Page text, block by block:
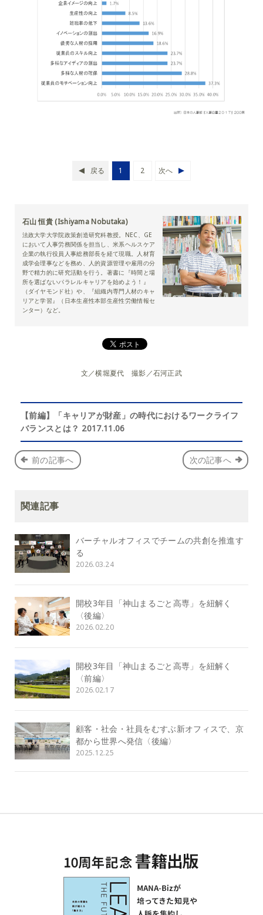
戻る 1 2 次へ
石山 恒貴 (Ishiyama Nobutaka)
法政大学大学院政策創造研究科教授。NEC、GE
において人事労務関係を担当し、米系ヘルスケア
企業の執行役員人事総務部長を経て現職。人材育
成学会理事などを務め、人的資源管理や雇用の分
野で精力的に研究活動を行う。著書に『時間と場
所を選ばないパラレルキャリアを始めよう！』
（ダイヤモンド社）や、『組織内専門人材のキャ
リアと学習』（日本生産性本部生産性労働情報セ
ンター）など。
文／横堀夏代 撮影／石河正武
【前編】「キャリアが財産」の時代におけるワークライフ
バランスとは？ 2017.11.06
前の記事へ 次の記事へ
関連記事
バーチャルオフィスでチームの共創を推進す
る
2026.03.24
開校3年目「神山まるごと高専」を紐解く
〈後編〉
2026.02.20
開校3年目「神山まるごと高専」を紐解く
〈前編〉
2026.02.17
顧客・社会・社員をむすぶ新オフィスで、京
都から世界へ発信〈後編〉
2025.12.25